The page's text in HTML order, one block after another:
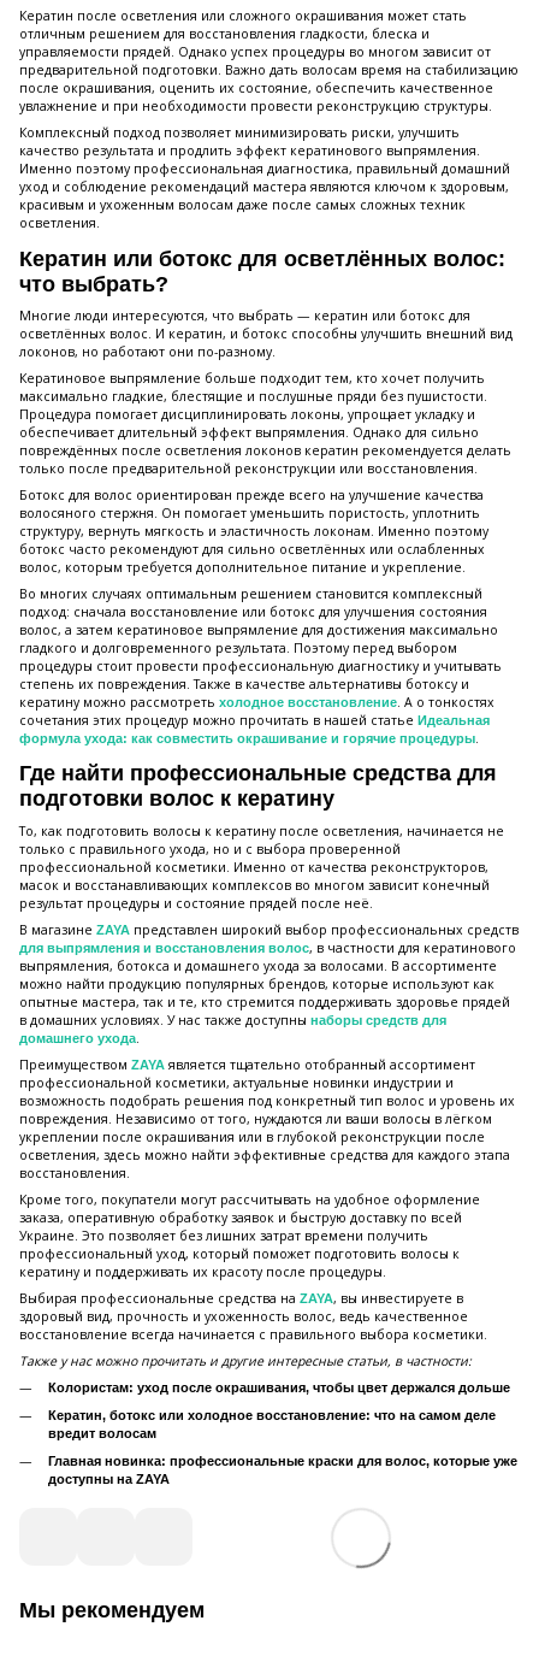
Кератин после осветления или сложного окрашивания может стать
отличным решением для восстановления гладкости, блеска и
управляемости прядей. Однако успех процедуры во многом зависит от
предварительной подготовки. Важно дать волосам время на стабилизацию
после окрашивания, оценить их состояние, обеспечить качественное
увлажнение и при необходимости провести реконструкцию структуры.
Комплексный подход позволяет минимизировать риски, улучшить
качество результата и продлить эффект кератинового выпрямления.
Именно поэтому профессиональная диагностика, правильный домашний
уход и соблюдение рекомендаций мастера являются ключом к здоровым,
красивым и ухоженным волосам даже после самых сложных техник
осветления.
Кератин или ботокс для осветлённых волос:
что выбрать?
Многие люди интересуются, что выбрать — кератин или ботокс для
осветлённых волос. И кератин, и ботокс способны улучшить внешний вид
локонов, но работают они по-разному.
Кератиновое выпрямление больше подходит тем, кто хочет получить
максимально гладкие, блестящие и послушные пряди без пушистости.
Процедура помогает дисциплинировать локоны, упрощает укладку и
обеспечивает длительный эффект выпрямления. Однако для сильно
повреждённых после осветления локонов кератин рекомендуется делать
только после предварительной реконструкции или восстановления.
Ботокс для волос ориентирован прежде всего на улучшение качества
волосяного стержня. Он помогает уменьшить пористость, уплотнить
структуру, вернуть мягкость и эластичность локонам. Именно поэтому
ботокс часто рекомендуют для сильно осветлённых или ослабленных
волос, которым требуется дополнительное питание и укрепление.
Во многих случаях оптимальным решением становится комплексный
подход: сначала восстановление или ботокс для улучшения состояния
волос, а затем кератиновое выпрямление для достижения максимально
гладкого и долговременного результата. Поэтому перед выбором
процедуры стоит провести профессиональную диагностику и учитывать
степень их повреждения. Также в качестве альтернативы ботоксу и
кератину можно рассмотреть холодное восстановление. А о тонкостях
сочетания этих процедур можно прочитать в нашей статье Идеальная
формула ухода: как совместить окрашивание и горячие процедуры.
Где найти профессиональные средства для
подготовки волос к кератину
То, как подготовить волосы к кератину после осветления, начинается не
только с правильного ухода, но и с выбора проверенной
профессиональной косметики. Именно от качества реконструкторов,
масок и восстанавливающих комплексов во многом зависит конечный
результат процедуры и состояние прядей после неё.
В магазине ZAYA представлен широкий выбор профессиональных средств
для выпрямления и восстановления волос, в частности для кератинового
выпрямления, ботокса и домашнего ухода за волосами. В ассортименте
можно найти продукцию популярных брендов, которые используют как
опытные мастера, так и те, кто стремится поддерживать здоровье прядей
в домашних условиях. У нас также доступны наборы средств для
домашнего ухода
Преимуществом ZAYA является тщательно отобранный ассортимент
профессиональной косметики, актуальные новинки индустрии и
возможность подобрать решения под конкретный тип волос и уровень их
повреждения. Независимо от того, нуждаются ли ваши волосы в лёгком
укреплении после окрашивания или в глубокой реконструкции после
осветления, здесь можно найти эффективные средства для каждого этапа
восстановления.
Кроме того, покупатели могут рассчитывать на удобное оформление
заказа, оперативную обработку заявок и быструю доставку по всей
Украине. Это позволяет без лишних затрат времени получить
профессиональный уход, который поможет подготовить волосы к
кератину и поддерживать их красоту после процедуры.
Выбирая профессиональные средства на ZAYA, вы инвестируете в
здоровый вид, прочность и ухоженность волос, ведь качественное
восстановление всегда начинается с правильного выбора косметики.
Также у нас можно прочитать и другие интересные статьи, в частности:
Колористам: уход после окрашивания, чтобы цвет держался дольше
Кератин, ботокс или холодное восстановление: что на самом деле
вредит волосам
Главная новинка: профессиональные краски для волос, которые уже
доступны на ZAYA
Мы рекомендуем